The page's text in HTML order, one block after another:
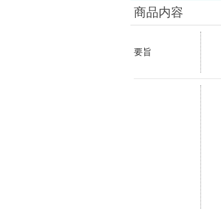
商品内容
要旨